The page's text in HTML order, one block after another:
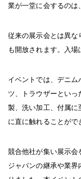
業が一堂に会するのは
従来の展示会とは異
も開放されます。入場
イベントでは、デニ
ツ、トラウザーとい
製、洗い加工、付属
に直に触れることがで
競合他社が集い展示
ジャパンの継承や業